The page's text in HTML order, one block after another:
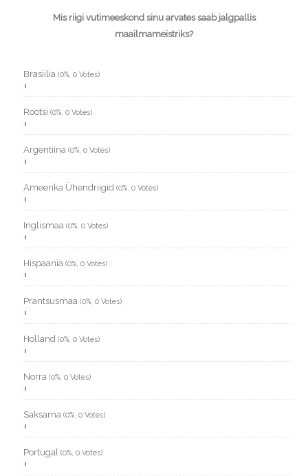
Mis riigi vutimeeskond sinu arvates saab jalgpallis
maailmameistriks?
Brasiilia (0%, 0 Votes)
Rootsi (0%, 0 Votes)
Argentiina (0%, 0 Votes)
Ameerika Ühendriigid (0%, 0 Votes)
Inglismaa (0%, 0 Votes)
Hispaania (0%, 0 Votes)
Prantsusmaa (0%, 0 Votes)
Holland (0%, 0 Votes)
Norra (0%, 0 Votes)
Saksama (0%, 0 Votes)
Portugal (0%, 0 Votes)